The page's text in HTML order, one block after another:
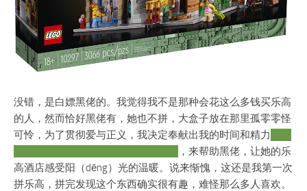
没错，是白嫖黑佬的。我觉得我不是那种会花这么多钱买乐高
的人，然而恰好黑佬有，她也不拼，大盒子放在那里孤零零怪
可怜，为了贯彻爱与正义，我决定奉献出我的时间和精力
，来帮助黑佬，让她的乐
高酒店感受阳（dēng）光的温暖。说来惭愧，这还是我第一次
拼乐高，拼完发现这个东西确实很有趣，难怪那么多人喜欢。